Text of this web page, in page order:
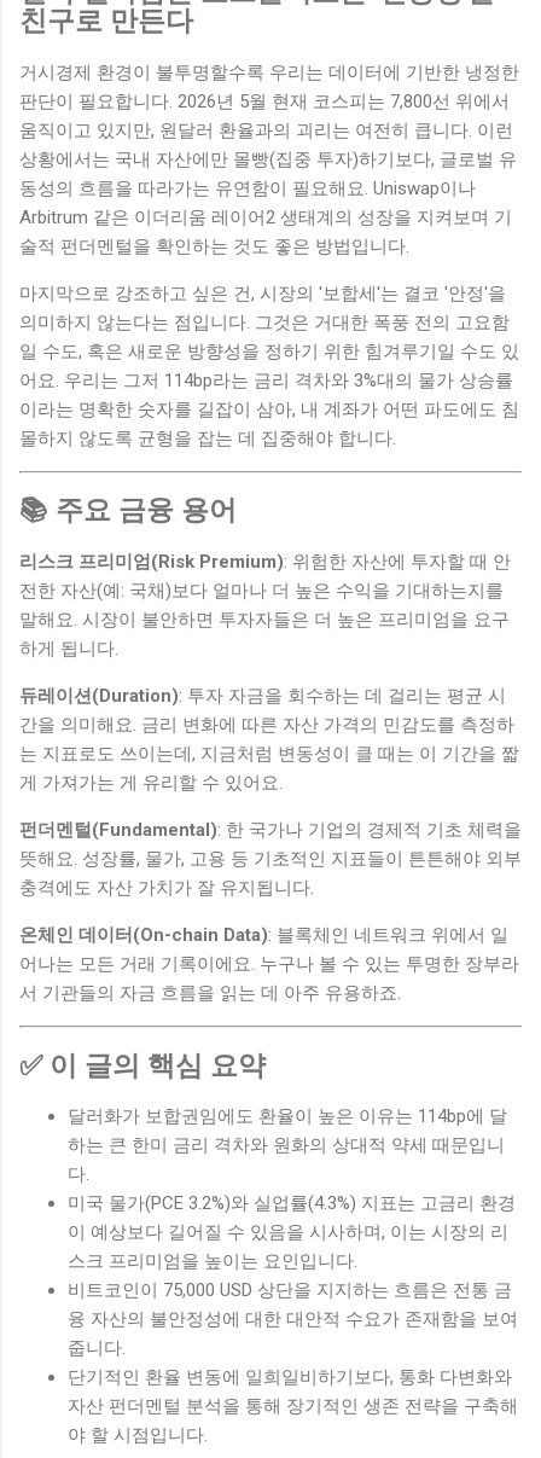
친구로 만든다
거시경제 환경이 불투명할수록 우리는 데이터에 기반한 냉정한
판단이 필요합니다. 2026년 5월 현재 코스피는 7,800선 위에서
움직이고 있지만, 원달러 환율과의 괴리는 여전히 큽니다. 이런
상황에서는 국내 자산에만 몰빵(집중 투자)하기보다, 글로벌 유
동성의 흐름을 따라가는 유연함이 필요해요. Uniswap이나
Arbitrum 같은 이더리움 레이어2 생태계의 성장을 지켜보며 기
술적 펀더멘털을 확인하는 것도 좋은 방법입니다.
마지막으로 강조하고 싶은 건, 시장의 '보합세'는 결코 '안정'을
의미하지 않는다는 점입니다. 그것은 거대한 폭풍 전의 고요함
일 수도, 혹은 새로운 방향성을 정하기 위한 힘겨루기일 수도 있
어요. 우리는 그저 114bp라는 금리 격차와 3%대의 물가 상승률
이라는 명확한 숫자를 길잡이 삼아, 내 계좌가 어떤 파도에도 침
몰하지 않도록 균형을 잡는 데 집중해야 합니다.
📚 주요 금융 용어
리스크 프리미엄(Risk Premium): 위험한 자산에 투자할 때 안
전한 자산(예: 국채)보다 얼마나 더 높은 수익을 기대하는지를
말해요. 시장이 불안하면 투자자들은 더 높은 프리미엄을 요구
하게 됩니다.
듀레이션(Duration): 투자 자금을 회수하는 데 걸리는 평균 시
간을 의미해요. 금리 변화에 따른 자산 가격의 민감도를 측정하
는 지표로도 쓰이는데, 지금처럼 변동성이 클 때는 이 기간을 짧
게 가져가는 게 유리할 수 있어요.
펀더멘털(Fundamental): 한 국가나 기업의 경제적 기초 체력을
뜻해요. 성장률, 물가, 고용 등 기초적인 지표들이 튼튼해야 외부
충격에도 자산 가치가 잘 유지됩니다.
온체인 데이터(On-chain Data): 블록체인 네트워크 위에서 일
어나는 모든 거래 기록이에요. 누구나 볼 수 있는 투명한 장부라
서 기관들의 자금 흐름을 읽는 데 아주 유용하죠.
✅ 이 글의 핵심 요약
달러화가 보합권임에도 환율이 높은 이유는 114bp에 달
하는 큰 한미 금리 격차와 원화의 상대적 약세 때문입니
다.
미국 물가(PCE 3.2%)와 실업률(4.3%) 지표는 고금리 환경
이 예상보다 길어질 수 있음을 시사하며, 이는 시장의 리
스크 프리미엄을 높이는 요인입니다.
비트코인이 75,000 USD 상단을 지지하는 흐름은 전통 금
융 자산의 불안정성에 대한 대안적 수요가 존재함을 보여
줍니다.
단기적인 환율 변동에 일희일비하기보다, 통화 다변화와
자산 펀더멘털 분석을 통해 장기적인 생존 전략을 구축해
야 할 시점입니다.